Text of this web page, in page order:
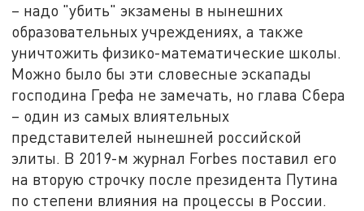
– надо "убить" экзамены в нынешних
образовательных учреждениях, а также
уничтожить физико-математические школы.
Можно было бы эти словесные эскапады
господина Грефа не замечать, но глава Сбера
– один из самых влиятельных
представителей нынешней российской
элиты. В 2019-м журнал Forbes поставил его
на вторую строчку после президента Путина
по степени влияния на процессы в России.